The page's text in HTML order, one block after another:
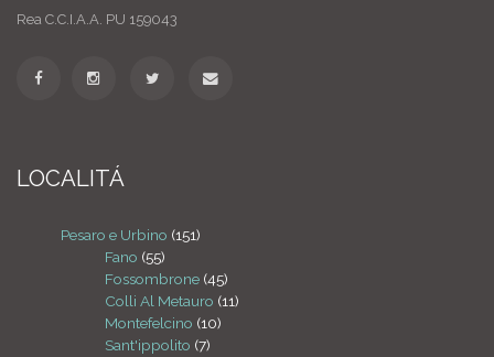
Rea C.C.I.A.A. PU 159043
LOCALITÁ
Pesaro e Urbino (151)
Fano (55)
Fossombrone (45)
Colli Al Metauro (11)
Montefelcino (10)
Sant'ippolito (7)